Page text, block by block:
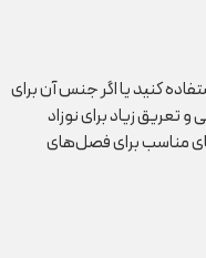
کنید یا اگر جنس آن برای
تعریق زیاد برای نوزاد
مناسب برای فصل‌های